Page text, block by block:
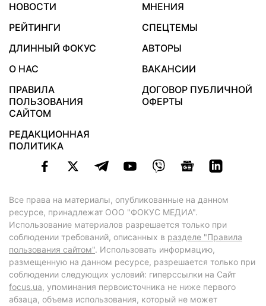
НОВОСТИ
МНЕНИЯ
РЕЙТИНГИ
СПЕЦТЕМЫ
ДЛИННЫЙ ФОКУС
АВТОРЫ
О НАС
ВАКАНСИИ
ПРАВИЛА
ПОЛЬЗОВАНИЯ
САЙТОМ
ДОГОВОР ПУБЛИЧНОЙ
ОФЕРТЫ
РЕДАКЦИОННАЯ
ПОЛИТИКА
Все права на материалы, опубликованные на данном
ресурсе, принадлежат ООО "ФОКУС МЕДИА".
Использование материалов разрешается только при
соблюдении требований, описанных в разделе "Правила
пользования сайтом". Использовать информацию,
размещенную на данном ресурсе, разрешается только при
соблюдении следующих условий: гиперссылки на Сайт
focus.ua, упоминания первоисточника не ниже первого
абзаца, объема использования, который не может